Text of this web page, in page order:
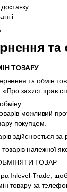
та
ТОВАРУ
та обмін
«Про захист прав
можливий
покупцем.
здійснюється за
належної
ТОВАР
Inlevel-Trade,
товару за